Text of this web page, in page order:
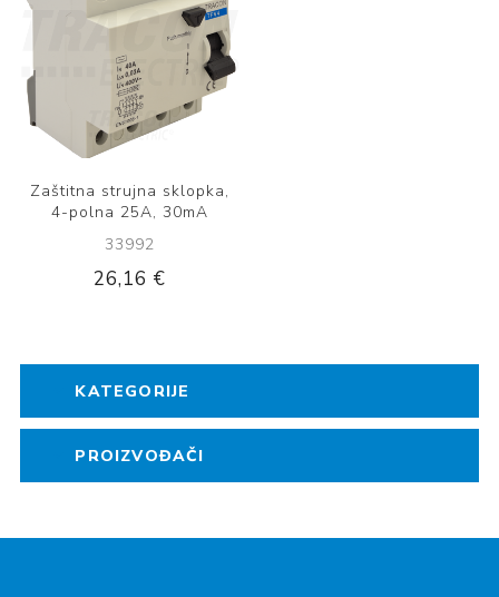
Zaštitna strujna sklopka,
4-polna 25A, 30mA
33992
26,16 €
KATEGORIJE
PROIZVOĐAČI